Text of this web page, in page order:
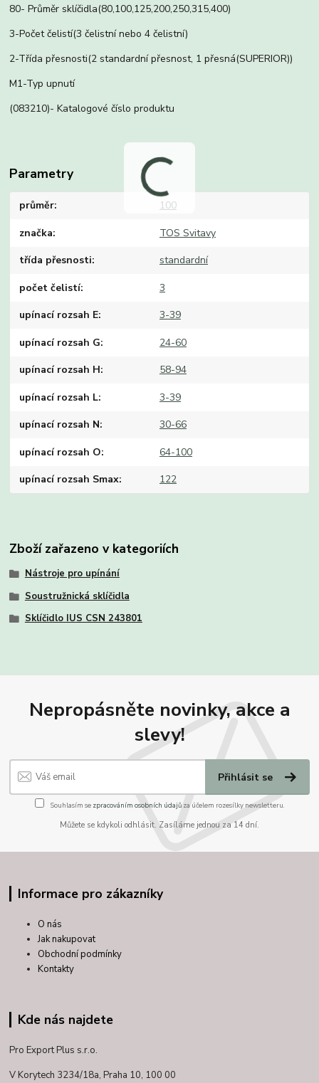
80- Průměr sklíčidla(80,100,125,200,250,315,400)
3-Počet čelistí(3 čelistní nebo 4 čelistní)
2-Třída přesnosti(2 standardní přesnost, 1 přesná(SUPERIOR))
M1-Typ upnutí
(083210)- Katalogové číslo produktu
Parametry
průměr 100
značka TOS Svitavy
třída přesnosti standardní
počet čelistí 3
upínací rozsah E 3-39
upínací rozsah G 24-60
upínací rozsah H 58-94
upínací rozsah L 3-39
upínací rozsah N 30-66
upínací rozsah O 64-100
upínací rozsah Smax 122
Zboží zařazeno v kategoriích
Nástroje pro upínání
Soustružnická sklíčidla
Sklíčidlo IUS CSN 243801
Nepropásněte novinky, akce a
slevy!
Přihlásit se
Souhlasím se zpracováním osobních údajůza účelem rozesílky newsletteru.
Můžete se kdykoli odhlásit. Zasíláme jednou za 14 dní.
Informace pro zákazníky
O nás
Jak nakupovat
Obchodní podmínky
Kontakty
Kde nás najdete
Pro Export Plus s.r.o.
V Korytech 3234/18a, Praha 10, 100 00